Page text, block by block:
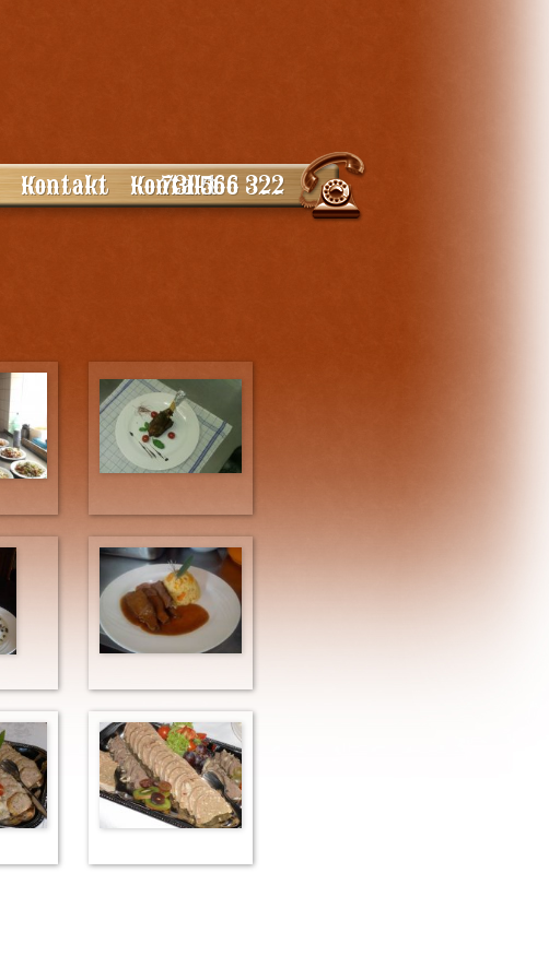
731 566 322
Kontakt Kontakt